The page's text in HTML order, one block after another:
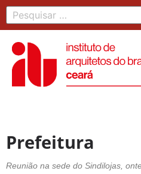
Prefeitura
Reunião na sede do Sindilojas,